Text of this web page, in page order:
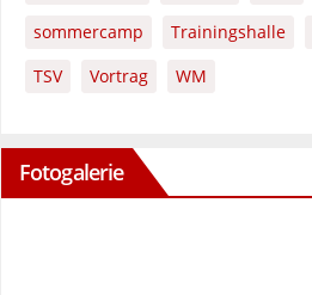
sommercamp
Trainingshalle
TSV
Vortrag WM
Fotogalerie